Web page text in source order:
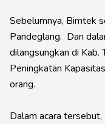
Sebelumnya, Bimtek
Pandeglang. Dan
dilangsungkan di
Peningkatan
orang.
Dalam acara